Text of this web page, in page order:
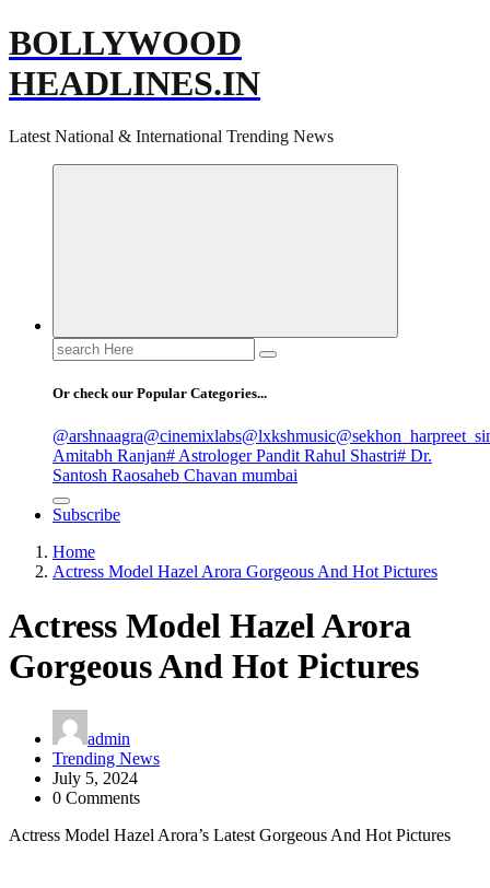
BOLLYWOOD
HEADLINES.IN
Latest National & International Trending News
Search
for:
Or check our Popular Categories...
@arshnaagra@cinemixlabs@lxkshmusic
Amitabh Ranjan# Astrologer Pandit Rahul Shastri# Dr.
Santosh Raosaheb Chavan mumbai
Subscribe
Home
Actress Model Hazel Arora Gorgeous And Hot Pictures
Actress Model Hazel Arora
Gorgeous And Hot Pictures
admin
Trending News
July 5, 2024
0 Comments
Actress Model Hazel Arora’s Latest Gorgeous And Hot Pictures